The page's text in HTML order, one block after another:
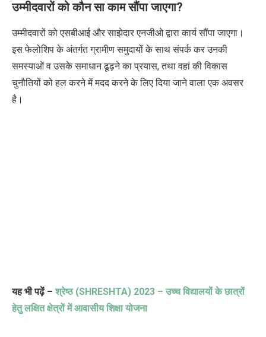
उम्मीदवारों को कौन सा काम सौंपा जाएगा?
उम्मीदवारों को एसबीआई और साझेदार एनजीओ द्वारा कार्य सौंपा जाएगा।
इस फेलोशिप के अंतर्गत ग्रामीण समुदायों के साथ संपर्क कर उनकी
समस्याओं व उसके समाधान ढूढ़ने का प्रयास, तथा वहां की विकास
चुनौतियों को हल करने में मदद करने के लिए दिया जाने वाला एक अवसर
है।
यह भी पढ़ें – श्रेष्ठ (SHRESHTA) 2023 – उच्च विद्यालयों के छात्रों
हेतु लक्षित क्षेत्रों में आवासीय शिक्षा योजना